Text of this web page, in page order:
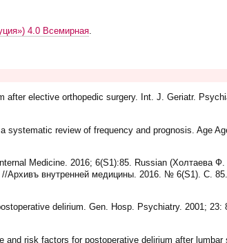
4.0 Всемирная.
after elective orthopedic surgery. Int. J. Geriatr.
review of frequency and prognosis. Age
Medicine. 2016; 6(S1):85. Russian (Холтаева
//Архивъ внутренней медицины. 2016. № 6(S1). С.
delirium. Gen. Hosp. Psychiatry. 2001; 23:
risk factors for postoperative delirium after lumbar